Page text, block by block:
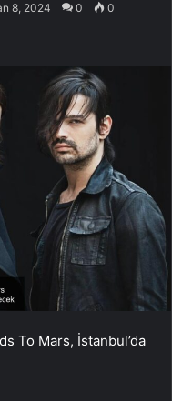
8, 2024 0 0
To Mars, İstanbul’da